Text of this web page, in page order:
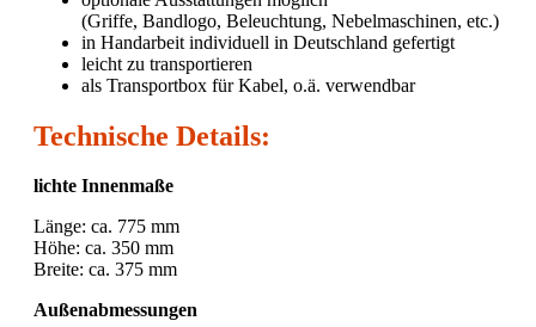
(Griffe, Bandlogo, Beleuchtung, Nebelmaschinen, etc.)
in Handarbeit individuell in Deutschland gefertigt
leicht zu transportieren
als Transportbox für Kabel, o.ä. verwendbar
Technische Details:
lichte Innenmaße
Länge: ca. 775 mm
Höhe: ca. 350 mm
Breite: ca. 375 mm
Außenabmessungen